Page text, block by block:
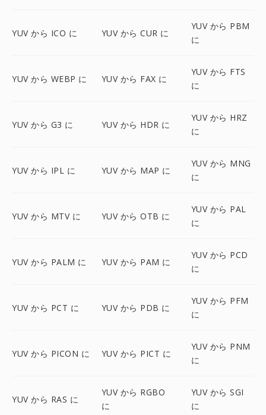
YUV から ICO に YUV から CUR に
YUV から PBM
に
YUV から WEBP に YUV から FAX に
YUV から FTS
に
YUV から G3 に YUV から HDR に
YUV から HRZ
に
YUV から IPL に YUV から MAP に
YUV から MNG
に
YUV から MTV に YUV から OTB に
YUV から PAL
に
YUV から PALM に YUV から PAM に
YUV から PCD
に
YUV から PCT に YUV から PDB に
YUV から PFM
に
YUV から PICON に YUV から PICT に
YUV から PNM
に
YUV から RAS に
YUV から RGBO
に
YUV から SGI
に